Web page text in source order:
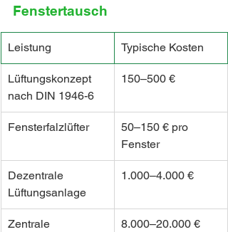
Fenstertausch
Leistung Typische Kosten
Lüftungskonzept
nach DIN 1946-6
150–500 €
Fensterfalzlüfter
50–150 € pro
Fenster
Dezentrale
Lüftungsanlage
1.000–4.000 €
Zentrale
8.000–20.000 €